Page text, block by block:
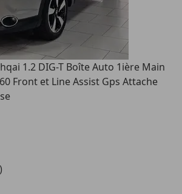
1.2 DIG-T Boîte Auto 1ière Main
Front et Line Assist Gps Attache